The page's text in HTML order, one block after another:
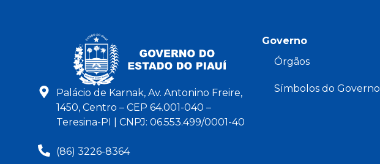
Palácio de Karnak, Av. Antonino Freire,
1450, Centro – CEP 64.001-040 –
Teresina-PI | CNPJ: 06.553.499/0001-40
(86) 3226-8364
Governo
Órgãos
Símbolos do Governo